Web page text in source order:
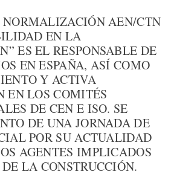
AEN/CTN
EN LA
ES EL RESPONSABLE DE
EN ESPAÑA, ASÍ COMO
Y ACTIVA
EN LOS COMITÉS
DE CEN E ISO. SE
DE UNA JORNADA DE
POR SU ACTUALIDAD
AGENTES IMPLICADOS
LA CONSTRUCCIÓN.